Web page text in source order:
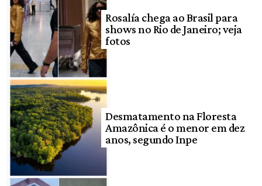
Rosalía chega ao Brasil para
shows no Rio de Janeiro; veja
fotos
Desmatamento na Floresta
Amazônica é o menor em dez
anos, segundo Inpe